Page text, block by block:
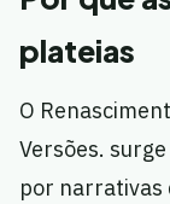
plateias
O
Versões.
por narrativas